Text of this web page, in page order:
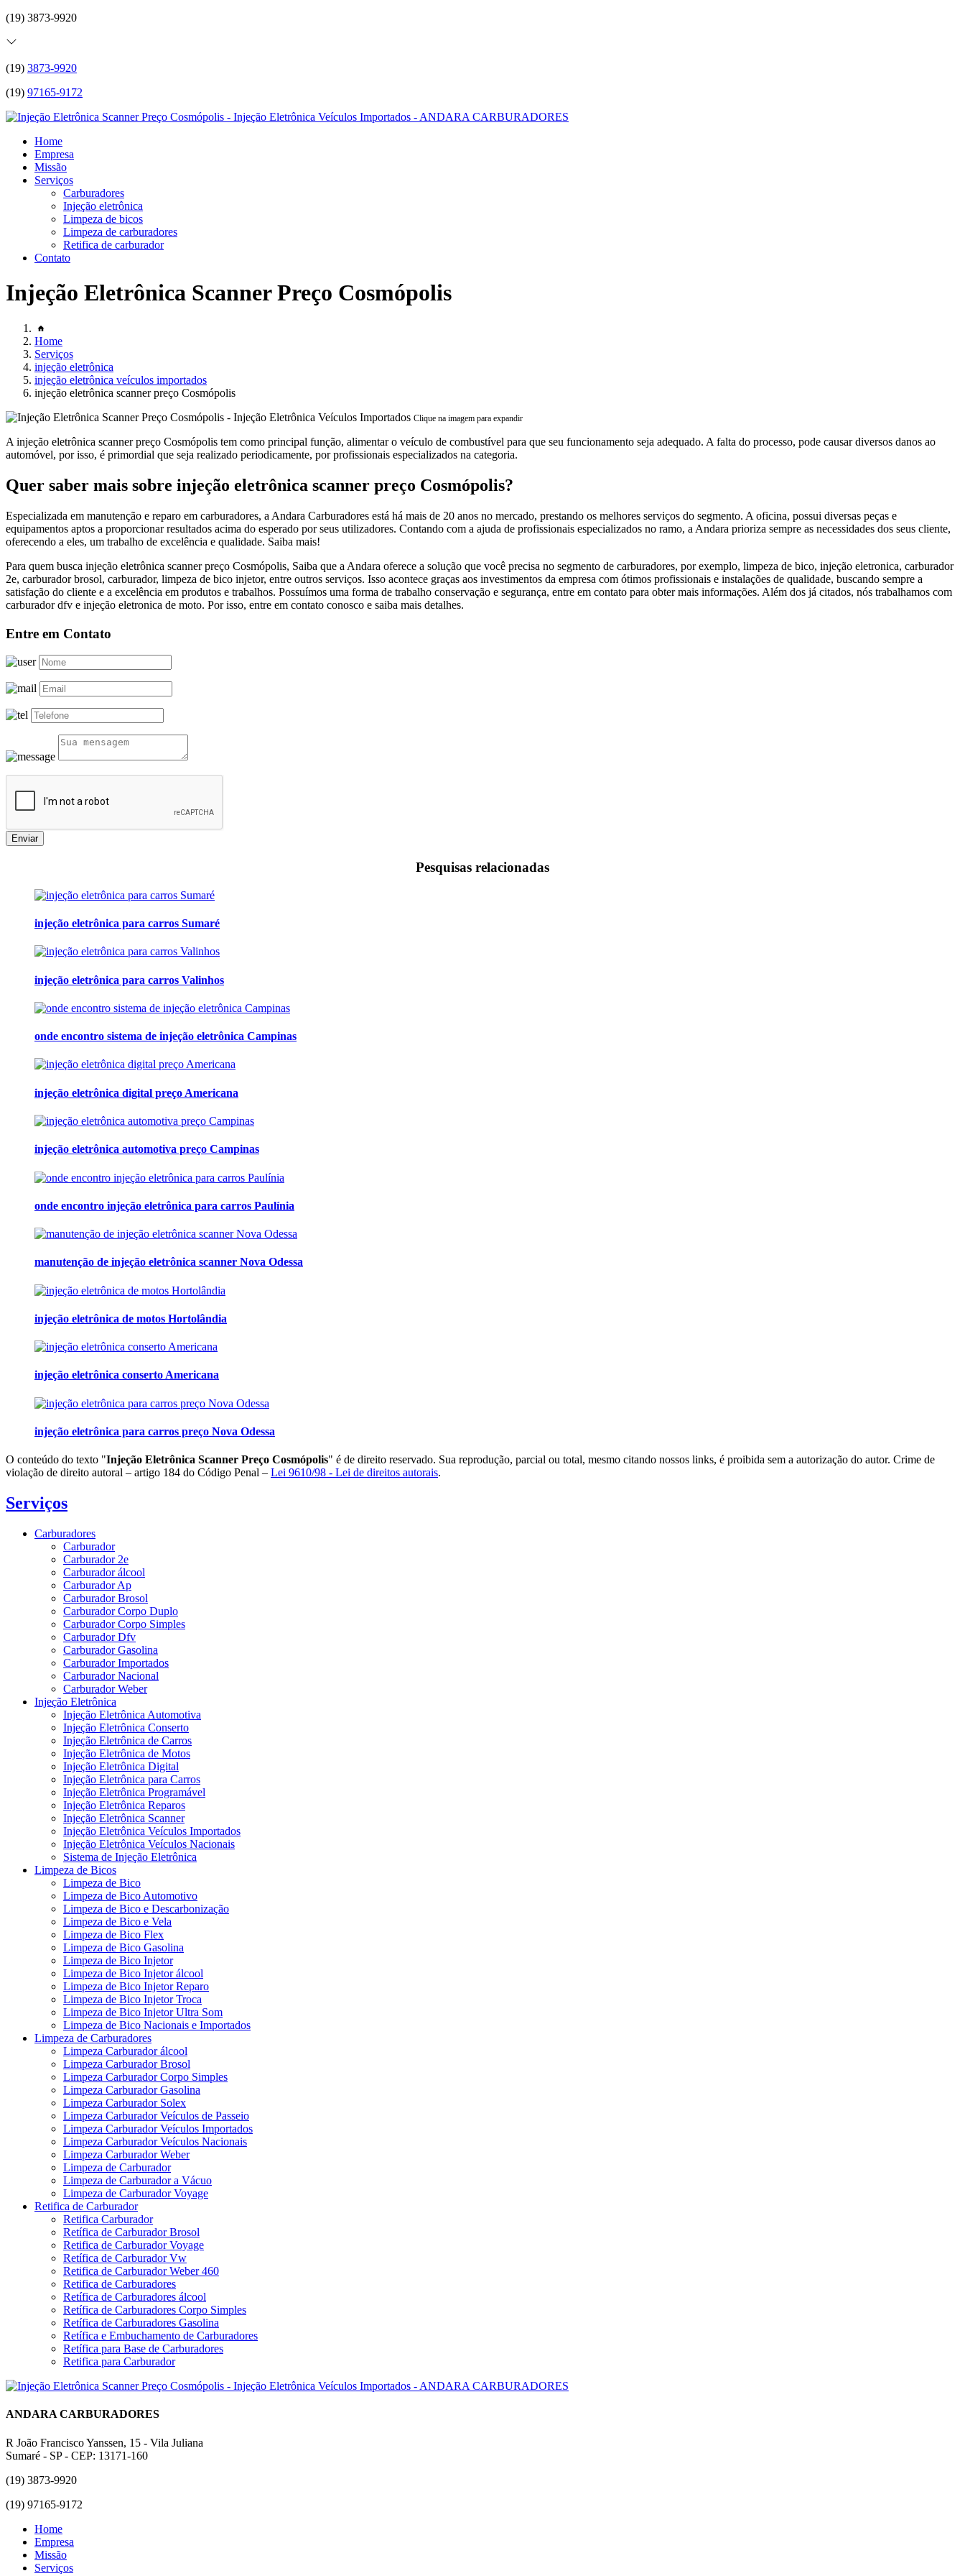
(19) 3873-9920
(19) 3873-9920
(19) 97165-9172
Home
Empresa
Missão
Serviços
Carburadores
Injeção eletrônica
Limpeza de bicos
Limpeza de carburadores
Retifica de carburador
Contato
Injeção Eletrônica Scanner Preço Cosmópolis
Home
Serviços
injeção eletrônica
injeção eletrônica veículos importados
injeção eletrônica scanner preço Cosmópolis
Clique na imagem para expandir
A injeção eletrônica scanner preço Cosmópolis tem como principal função, alimentar o veículo de combustível para que seu funcionamento seja adequado. A falta do processo, pode causar diversos danos ao
automóvel, por isso, é primordial que seja realizado periodicamente, por profissionais especializados na categoria.
Quer saber mais sobre injeção eletrônica scanner preço Cosmópolis?
Especializada em manutenção e reparo em carburadores, a Andara Carburadores está há mais de 20 anos no mercado, prestando os melhores serviços do segmento. A oficina, possui diversas peças e
equipamentos aptos a proporcionar resultados acima do esperado por seus utilizadores. Contando com a ajuda de profissionais especializados no ramo, a Andara prioriza sempre as necessidades dos seus cliente,
oferecendo a eles, um trabalho de excelência e qualidade. Saiba mais!
Para quem busca injeção eletrônica scanner preço Cosmópolis, Saiba que a Andara oferece a solução que você precisa no segmento de carburadores, por exemplo, limpeza de bico, injeção eletronica, carburador
2e, carburador brosol, carburador, limpeza de bico injetor, entre outros serviços. Isso acontece graças aos investimentos da empresa com ótimos profissionais e instalações de qualidade, buscando sempre a
satisfação do cliente e a excelência em produtos e trabalhos. Possuímos uma forma de trabalho conservação e segurança, entre em contato para obter mais informações. Além dos já citados, nós trabalhamos com
carburador dfv e injeção eletronica de moto. Por isso, entre em contato conosco e saiba mais detalhes.
Entre em Contato
Enviar
Pesquisas relacionadas
injeção eletrônica para carros Sumaré
injeção eletrônica para carros Valinhos
onde encontro sistema de injeção eletrônica Campinas
injeção eletrônica digital preço Americana
injeção eletrônica automotiva preço Campinas
onde encontro injeção eletrônica para carros Paulínia
manutenção de injeção eletrônica scanner Nova Odessa
injeção eletrônica de motos Hortolândia
injeção eletrônica conserto Americana
injeção eletrônica para carros preço Nova Odessa
O conteúdo do texto "Injeção Eletrônica Scanner Preço Cosmópolis" é de direito reservado. Sua reprodução, parcial ou total, mesmo citando nossos links, é proibida sem a autorização do autor. Crime de
violação de direito autoral – artigo 184 do Código Penal – Lei 9610/98 - Lei de direitos autorais.
Serviços
Carburadores
Carburador
Carburador 2e
Carburador álcool
Carburador Ap
Carburador Brosol
Carburador Corpo Duplo
Carburador Corpo Simples
Carburador Dfv
Carburador Gasolina
Carburador Importados
Carburador Nacional
Carburador Weber
Injeção Eletrônica
Injeção Eletrônica Automotiva
Injeção Eletrônica Conserto
Injeção Eletrônica de Carros
Injeção Eletrônica de Motos
Injeção Eletrônica Digital
Injeção Eletrônica para Carros
Injeção Eletrônica Programável
Injeção Eletrônica Reparos
Injeção Eletrônica Scanner
Injeção Eletrônica Veículos Importados
Injeção Eletrônica Veículos Nacionais
Sistema de Injeção Eletrônica
Limpeza de Bicos
Limpeza de Bico
Limpeza de Bico Automotivo
Limpeza de Bico e Descarbonização
Limpeza de Bico e Vela
Limpeza de Bico Flex
Limpeza de Bico Gasolina
Limpeza de Bico Injetor
Limpeza de Bico Injetor álcool
Limpeza de Bico Injetor Reparo
Limpeza de Bico Injetor Troca
Limpeza de Bico Injetor Ultra Som
Limpeza de Bico Nacionais e Importados
Limpeza de Carburadores
Limpeza Carburador álcool
Limpeza Carburador Brosol
Limpeza Carburador Corpo Simples
Limpeza Carburador Gasolina
Limpeza Carburador Solex
Limpeza Carburador Veículos de Passeio
Limpeza Carburador Veículos Importados
Limpeza Carburador Veículos Nacionais
Limpeza Carburador Weber
Limpeza de Carburador
Limpeza de Carburador a Vácuo
Limpeza de Carburador Voyage
Retifica de Carburador
Retifica Carburador
Retífica de Carburador Brosol
Retifica de Carburador Voyage
Retífica de Carburador Vw
Retifica de Carburador Weber 460
Retifica de Carburadores
Retífica de Carburadores álcool
Retífica de Carburadores Corpo Simples
Retífica de Carburadores Gasolina
Retífica e Embuchamento de Carburadores
Retífica para Base de Carburadores
Retifica para Carburador
ANDARA CARBURADORES
R João Francisco Yanssen, 15 - Vila Juliana
Sumaré - SP - CEP: 13171-160
(19) 3873-9920
(19) 97165-9172
Home
Empresa
Missão
Serviços